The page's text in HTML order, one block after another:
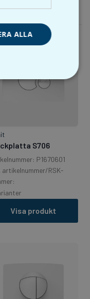
S706
P1670601
artikelnummer/RSK-
Visa produkt
ALLA